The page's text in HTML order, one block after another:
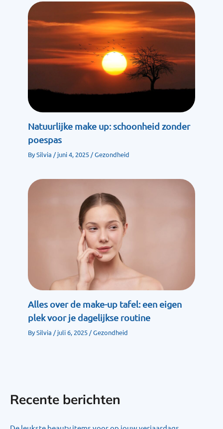
Natuurlijke make up: schoonheid zonder
poespas
BySilvia /juni 4, 2025 /Gezondheid
Alles over de make-up tafel: een eigen
plek voor je dagelijkse routine
BySilvia /juli 6, 2025 /Gezondheid
Recente berichten